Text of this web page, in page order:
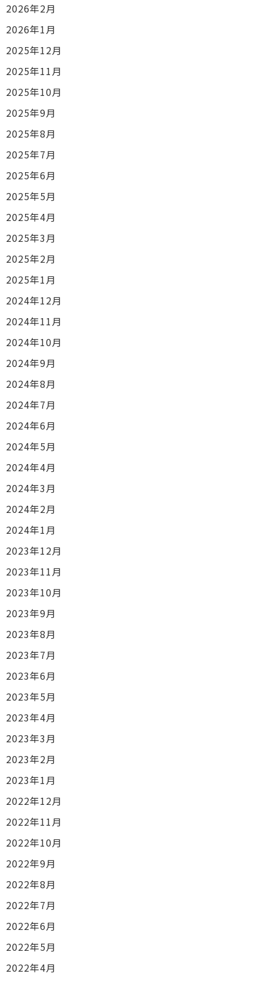
2026年2月
2026年1月
2025年12月
2025年11月
2025年10月
2025年9月
2025年8月
2025年7月
2025年6月
2025年5月
2025年4月
2025年3月
2025年2月
2025年1月
2024年12月
2024年11月
2024年10月
2024年9月
2024年8月
2024年7月
2024年6月
2024年5月
2024年4月
2024年3月
2024年2月
2024年1月
2023年12月
2023年11月
2023年10月
2023年9月
2023年8月
2023年7月
2023年6月
2023年5月
2023年4月
2023年3月
2023年2月
2023年1月
2022年12月
2022年11月
2022年10月
2022年9月
2022年8月
2022年7月
2022年6月
2022年5月
2022年4月